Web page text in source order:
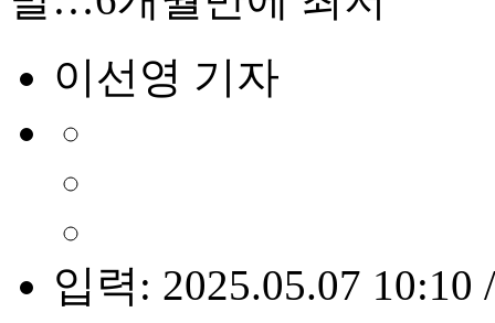
이선영 기자
입력: 2025.05.07 10:10